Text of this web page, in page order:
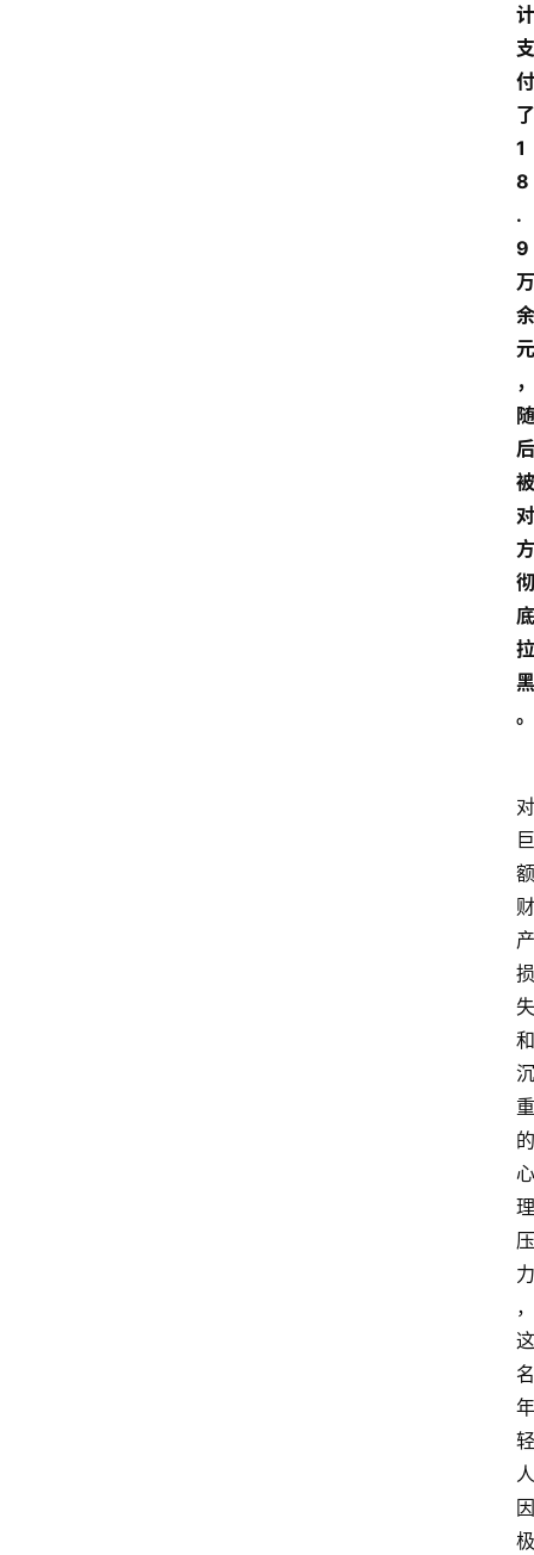
计
支
付
了
1
8
.
9
万
余
元
，
随
后
被
对
方
彻
底
拉
黑
。
对
巨
额
财
产
损
失
和
沉
重
的
心
理
压
力
，
这
名
年
轻
人
因
极